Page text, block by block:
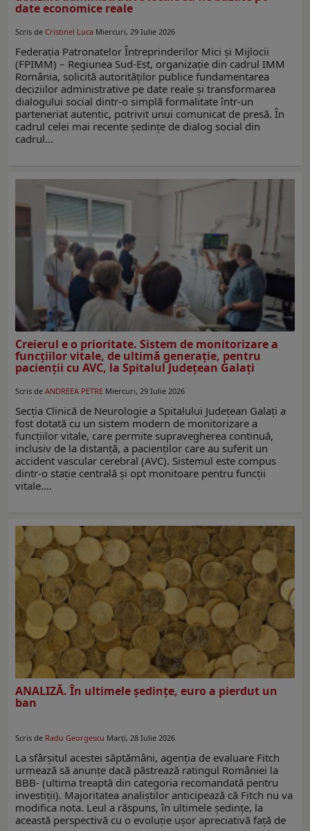
date economice reale
Scris de Cristinel Luca Miercuri, 29 Iulie 2026
Federația Patronatelor Întreprinderilor Mici și Mijlocii
(FPIMM) – Regiunea Sud-Est, organizație din cadrul IMM
România, solicită autorităților publice fundamentarea
deciziilor administrative pe date reale și transformarea
dialogului social dintr-o simplă formalitate într-un
parteneriat autentic, potrivit unui comunicat de presă. În
cadrul celei mai recente ședințe de dialog social din
cadrul…
Creierul e o prioritate. Sistem de monitorizare a
funcțiilor vitale, de ultimă generație, pentru
pacienții cu AVC, la Spitalul Județean Galați
Scris de ANDREEA PETRE Miercuri, 29 Iulie 2026
Secția Clinică de Neurologie a Spitalului Județean Galați a
fost dotată cu un sistem modern de monitorizare a
funcțiilor vitale, care permite supravegherea continuă,
inclusiv de la distanță, a pacienților care au suferit un
accident vascular cerebral (AVC). Sistemul este compus
dintr-o stație centrală și opt monitoare pentru funcții
vitale.…
ANALIZĂ. În ultimele ședințe, euro a pierdut un
ban
Scris de Radu Georgescu Marți, 28 Iulie 2026
La sfârșitul acestei săptămâni, agenția de evaluare Fitch
urmează să anunțe dacă păstrează ratingul României la
BBB- (ultima treaptă din categoria recomandată pentru
investiții). Majoritatea analiștilor anticipează că Fitch nu va
modifica nota. Leul a răspuns, în ultimele ședințe, la
această perspectivă cu o evoluție ușor apreciativă față de